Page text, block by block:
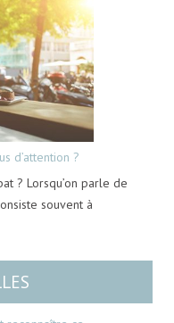
d’attention ?
? Lorsqu’on parle de
souvent à